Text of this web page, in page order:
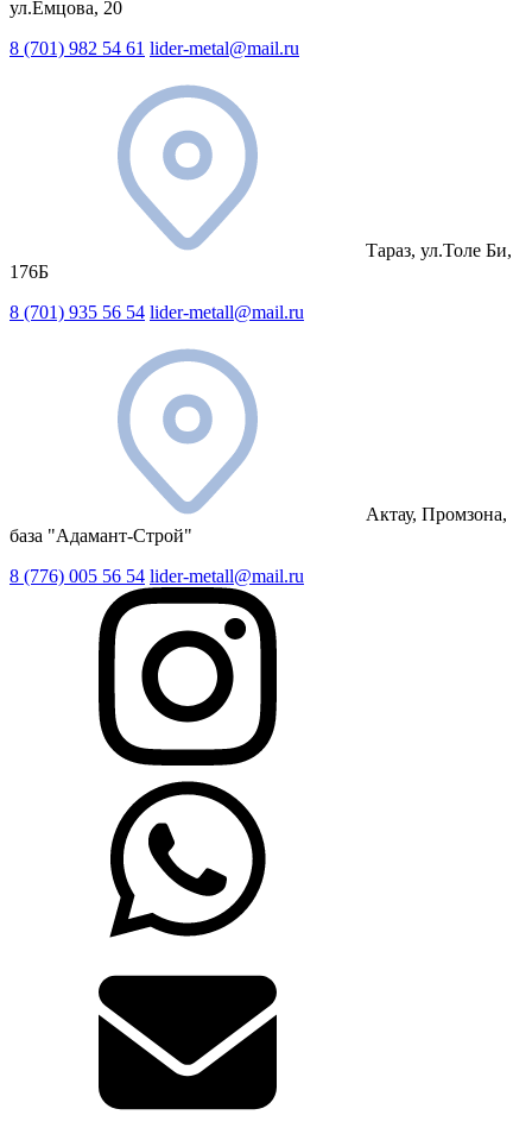
ул.Емцова, 20
8 (701) 982 54 61 lider-metal@mail.ru
Тараз, ул.Толе Би,
176Б
8 (701) 935 56 54 lider-metall@mail.ru
Актау, Промзона,
база "Адамант-Строй"
8 (776) 005 56 54 lider-metall@mail.ru